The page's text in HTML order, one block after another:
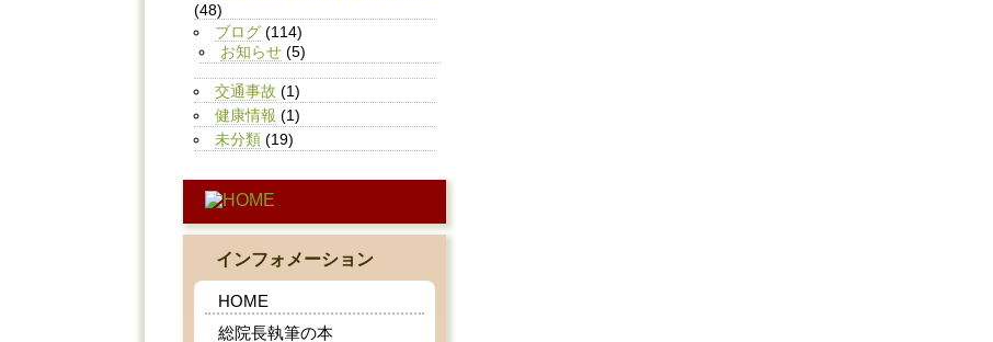
(48)
ブログ (114)
お知らせ (5)
交通事故 (1)
健康情報 (1)
未分類 (19)
インフォメーション
HOME
総院長執筆の本